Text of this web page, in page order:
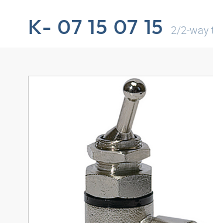
K- 07 15 07 15 2/2-way
Model 3D